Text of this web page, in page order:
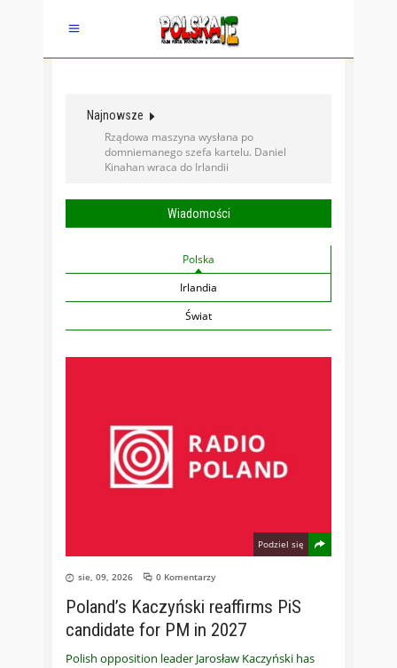
Najnowsze
Manipulacja? Sztuka selektywnego kadru,
czyli jak zrobić suszę z zakazu podlewania
Wiadomości
Polska
Irlandia
Świat
Podziel się
sie, 09, 2026 0 Komentarzy
Poland’s Kaczyński reaffirms PiS
candidate for PM in 2027
Polish opposition leader Jarosław Kaczyński has